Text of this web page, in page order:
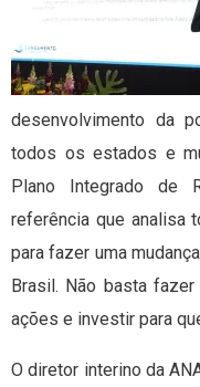
desenvolvimento da
todos os estados e
Plano Integrado de
referência que analisa
para fazer uma
Brasil. Não basta
ações e investir para
O diretor interino da